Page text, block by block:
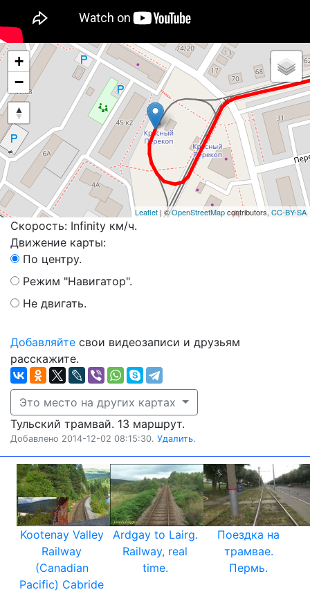
+
−
Leaflet | ©OpenStreetMapcontributors, CC-BY-SA
Скорость: Infinity км/ч.
Движение карты:
По центру.
Режим "Навигатор".
Не двигать.
Добавляйте свои видеозаписи и друзьям
расскажите.
Это место на других картах
Тульский трамвай. 13 маршрут.
Добавлено 2014-12-02 08:15:30. Удалить.
Kootenay Valley
Railway
(Canadian
Pacific) Cabride
Ardgay to Lairg.
Railway, real
time.
Поездка на
трамвае.
Пермь.